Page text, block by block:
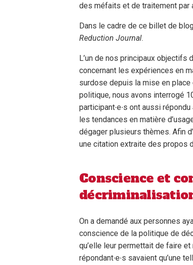
des méfaits et de traitement
Dans le cadre de ce billet de
Reduction Journal.
L’un de nos principaux objectifs
concernant les expériences en
surdose depuis la mise en
politique, nous avons interrogé
participant∙e∙s ont aussi
les tendances en matière
dégager plusieurs thèmes. Afin
une citation extraite des propos
Conscience et
On a demandé aux personnes
conscience de la politique de
qu’elle leur permettait de faire
répondant∙e∙s savaient qu’une